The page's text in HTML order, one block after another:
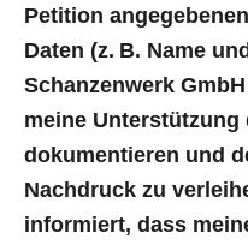
Petition
Daten (z. B. Name
Schanzenwerk
meine Unterstützung
dokumentieren und
Nachdruck zu
informiert, dass